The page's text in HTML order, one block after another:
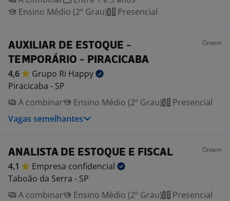
Ensino Médio (2º Grau)
Presencial
AUXILIAR DE ESTOQUE -
TEMPORÁRIO - PIRACICABA
Ontem
4,6 Grupo Ri Happy
Piracicaba - SP
A combinar
Ensino Médio (2º Grau)
Presencial
Vagas semelhantes
ANALISTA DE ESTOQUE E FISCAL Ontem
4,1 Empresa confidencial
Taboão da Serra - SP
A combinar
Ensino Médio (2º Grau) Presencial